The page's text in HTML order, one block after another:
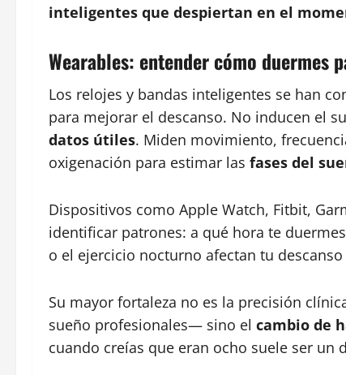
inteligentes que despiertan en el
Wearables: entender cómo duermes
Los relojes y bandas inteligentes se han
para mejorar el descanso. No inducen el
datos útiles. Miden movimiento,
oxigenación para estimar las fases del
Dispositivos como Apple Watch, Fitbit,
identificar patrones: a qué hora te
o el ejercicio nocturno afectan tu
Su mayor fortaleza no es la precisión
sueño profesionales— sino el cambio de
cuando creías que eran ocho suele ser